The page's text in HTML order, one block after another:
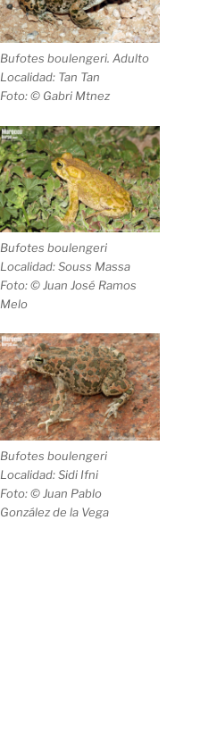
Bufotes boulengeri. Adulto
Localidad: Tan Tan
Foto: © Gabri Mtnez
Bufotes boulengeri
Localidad: Souss Massa
Foto: © Juan José Ramos
Melo
Bufotes boulengeri
Localidad: Sidi Ifni
Foto: © Juan Pablo
González de la Vega